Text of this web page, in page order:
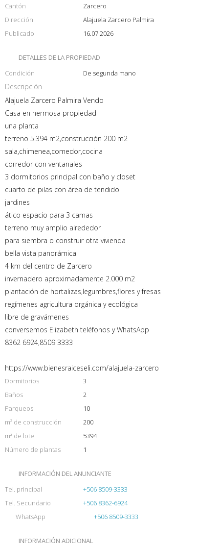
Cantón
Zarcero
Dirección
Alajuela Zarcero Palmira
Publicado
16.07.2026
DETALLES DE LA PROPIEDAD
Condición
De segunda mano
Descripción
Alajuela Zarcero Palmira Vendo
Casa en hermosa propiedad
una planta
terreno 5.394 m2,construcción 200 m2
sala,chimenea,comedor,cocina
corredor con ventanales
3 dormitorios principal con baño y closet
cuarto de pilas con área de tendido
jardines
ático espacio para 3 camas
terreno muy amplio alrededor
para siembra o construir otra vivienda
bella vista panorámica
4 km del centro de Zarcero
invernadero aproximadamente 2.000 m2
plantación de hortalizas,legumbres,flores y fresas
regímenes agricultura orgánica y ecológica
libre de gravámenes
conversemos Elizabeth teléfonos y WhatsApp
8362 6924,8509 3333
https://www.bienesraiceseli.com/alajuela-zarcero
Dormitorios
3
Baños
2
Parqueos
10
m² de construcción
200
m² de lote
5394
Número de plantas
1
INFORMACIÓN DEL ANUNCIANTE
Tel. principal
+506 8509-3333
Tel. Secundario
+506 8362-6924
WhatsApp
+506 8509-3333
INFORMACIÓN ADICIONAL